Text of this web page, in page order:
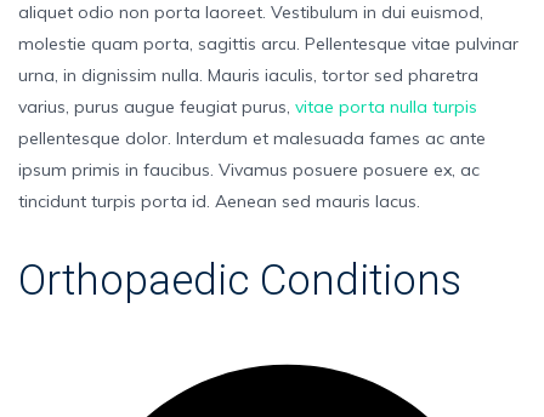
aliquet odio non porta laoreet. Vestibulum in dui euismod,
molestie quam porta, sagittis arcu. Pellentesque vitae pulvinar
urna, in dignissim nulla. Mauris iaculis, tortor sed pharetra
varius, purus augue feugiat purus, vitae porta nulla turpis
pellentesque dolor. Interdum et malesuada fames ac ante
ipsum primis in faucibus. Vivamus posuere posuere ex, ac
tincidunt turpis porta id. Aenean sed mauris lacus.
Orthopaedic Conditions